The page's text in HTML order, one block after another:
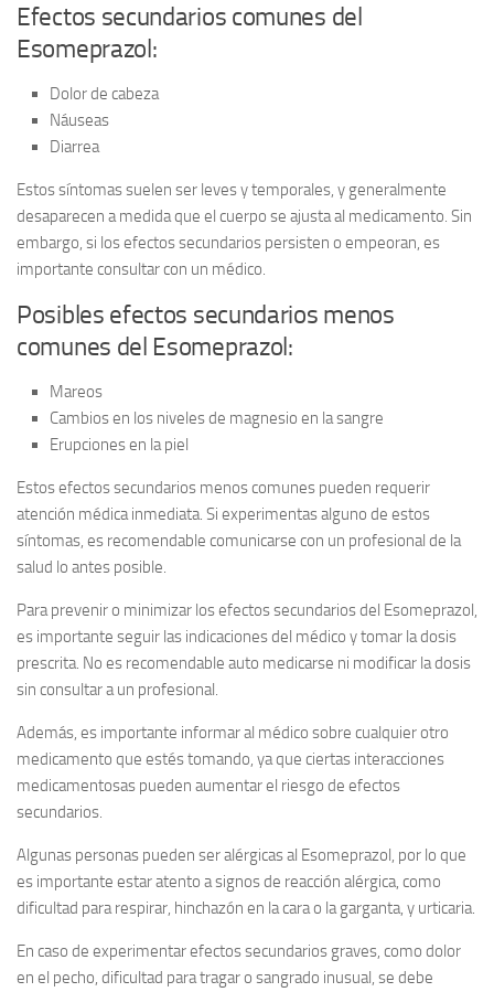
Efectos secundarios comunes del
Esomeprazol:
Dolor de cabeza
Náuseas
Diarrea
Estos síntomas suelen ser leves y temporales, y generalmente
desaparecen a medida que el cuerpo se ajusta al medicamento. Sin
embargo, si los efectos secundarios persisten o empeoran, es
importante consultar con un médico.
Posibles efectos secundarios menos
comunes del Esomeprazol:
Mareos
Cambios en los niveles de magnesio en la sangre
Erupciones en la piel
Estos efectos secundarios menos comunes pueden requerir
atención médica inmediata. Si experimentas alguno de estos
síntomas, es recomendable comunicarse con un profesional de la
salud lo antes posible.
Para prevenir o minimizar los efectos secundarios del Esomeprazol,
es importante seguir las indicaciones del médico y tomar la dosis
prescrita. No es recomendable auto medicarse ni modificar la dosis
sin consultar a un profesional.
Además, es importante informar al médico sobre cualquier otro
medicamento que estés tomando, ya que ciertas interacciones
medicamentosas pueden aumentar el riesgo de efectos
secundarios.
Algunas personas pueden ser alérgicas al Esomeprazol, por lo que
es importante estar atento a signos de reacción alérgica, como
dificultad para respirar, hinchazón en la cara o la garganta, y urticaria.
En caso de experimentar efectos secundarios graves, como dolor
en el pecho, dificultad para tragar o sangrado inusual, se debe